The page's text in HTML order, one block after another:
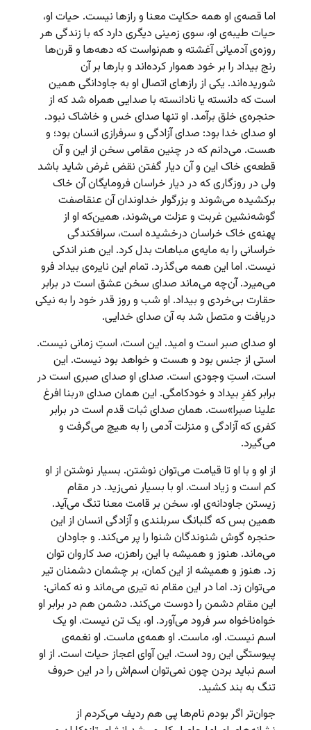
اما قصه‌ی او همه حکایت معنا و رازها نیست. حیات او،
حیات طیبه‌ی او، سوی زمینی دیگری دارد که با زندگی هر
روزه‌ی آدمیانی آغشته و هم‌نواست که دهه‌ها و قرن‌ها
رنج بیداد را بر خود هموار کرده‌اند و بارها بر آن
شوریده‌اند. یکی از رازهای اتصال او به جاودانگی همین
است که دانسته یا نادانسته با صدایی همراه شد که از
حنجره‌ی خلق برآمد. او تنها صدای خس و خاشاک نبود.
او صدای خدا بود: صدای آزادگی و سرفرازی انسان بود؛ و
هست. می‌دانم که در چنین مقامی سخن از این و آن
قطعه‌ی خاک این و آن دیار گفتن نقض غرض شاید باشد
ولی در روزگاری که در دیار خراسان فرومایگان آن خاک
برکشیده می‌شوند و بزرگوار خداوندان آن عنقاصفت
گوشه‌نشین غربت و عزلت می‌شوند، همین‌که او از
پهنه‌ی خاک خراسان درخشیده است، سرافکندگی
خراسانی را به مایه‌ی مباهات بدل کرد. این هنر اندکی
نیست. اما این همه می‌گذرد. تمام این نایره‌ی بیداد فرو
می‌میرد. آن‌چه می‌ماند صدای سخن عشق است در برابر
حقارت بی‌خردی و بیداد. او شب و روز قدر خود را به نیکی
دریافت و متصل شد به آن صدای خدایی.
او صدای صبر است و امید. این است، استِ زمانی نیست.
استی از جنس بود و هست و خواهد بود نیست. این
است، استِ وجودی است. صدای او صدای صبری است در
برابر کفرِ بیداد و خودکامگی. این همان صدای «ربنا افرغ
علینا صبرا»ست. همان صدای ثبات قدم است در برابر
کفری که آزادگی و منزلت آدمی را به هیچ می‌گرفت و
می‌گیرد.
از او و با او تا قیامت می‌توان نوشتن. بسیار نوشتن از او
کم است و زیاد است. او با بسیار نمی‌زید. در مقام
زیستن جاودانه‌ی او، سخن بر قامت معنا تنگ می‌آید.
همین بس که گلبانگ سربلندی و آزادگی انسان از این
حنجره گوش شنوندگان شنوا را پر می‌‌کند. و جاودان
می‌ماند. هنوز و همیشه با این راهزن، صد کاروان توان
زد. هنوز و همیشه از این کمان، بر چشمان دشمنان تیر
می‌توان زد. اما در این مقام نه تیری می‌ماند و نه کمانی:
این مقام دشمن را دوست می‌کند. دشمن هم در برابر او
خواه‌ناخواه سر فرود می‌آورد. او، یک تن نیست. او یک
اسم نیست. او، ماست. او همه‌ی ماست. او نغمه‌ی
پیوستگی این رود است. این آوای اعجاز حیات است. از او
اسم نباید بردن چون نمی‌توان اسم‌اش را در این حروف
تنگ به بند کشید.
جوان‌تر اگر بودم نام‌ها پی هم ردیف می‌‌کردم از